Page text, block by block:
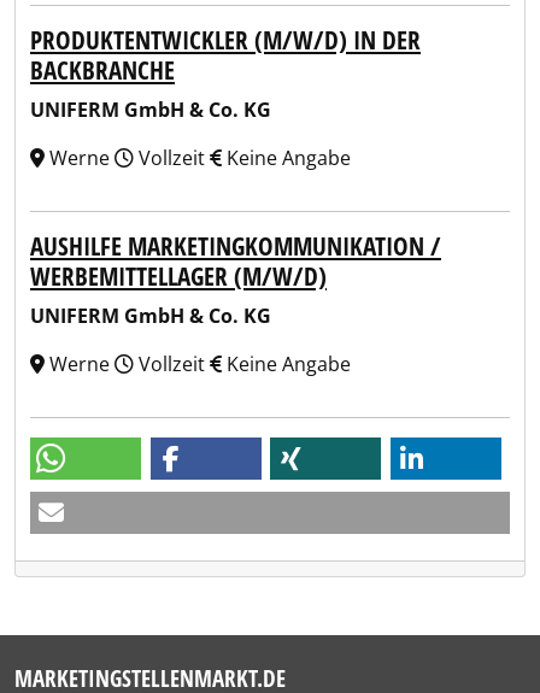
PRODUKTENTWICKLER (M/W/D) IN DER
BACKBRANCHE
UNIFERM GmbH & Co. KG
Werne
Vollzeit Keine Angabe
AUSHILFE MARKETINGKOMMUNIKATION /
WERBEMITTELLAGER (M/W/D)
UNIFERM GmbH & Co. KG
Werne
Vollzeit Keine Angabe
MARKETINGSTELLENMARKT.DE